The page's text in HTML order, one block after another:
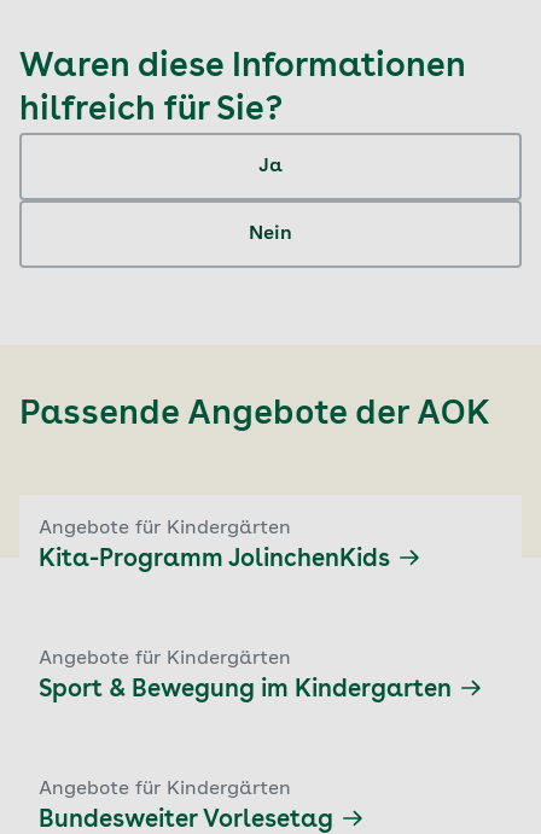
Waren diese Informationen
hilfreich für Sie?
Ja
Nein
Passende Angebote der AOK
Angebote für Kindergärten
Kita-Programm JolinchenKids
Angebote für Kindergärten
Sport & Bewegung im Kindergarten
Angebote für Kindergärten
Bundesweiter Vorlesetag